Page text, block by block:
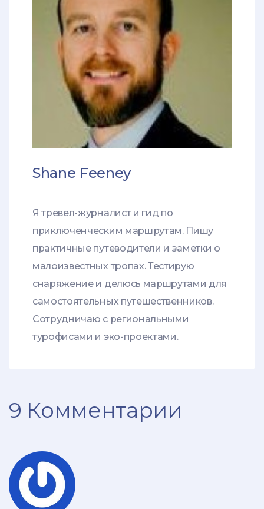
Shane Feeney
Я тревел-журналист и гид по
приключенческим маршрутам. Пишу
практичные путеводители и заметки о
малоизвестных тропах. Тестирую
снаряжение и делюсь маршрутами для
самостоятельных путешественников.
Сотрудничаю с региональными
турофисами и эко-проектами.
9 Комментарии